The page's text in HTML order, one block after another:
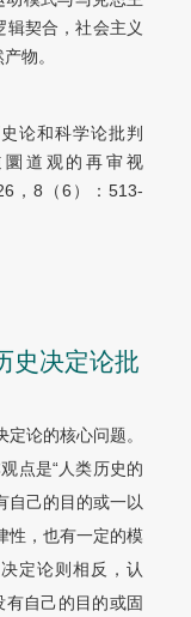
辑契合，社会主义
物。
论和科学论批判
道观的再审视
，8（6）：513-
史决定论批
论的核心问题。
点是“人类历史的
自己的目的或一以
性，也有一定的模
定论则相反，认
有自己的目的或固